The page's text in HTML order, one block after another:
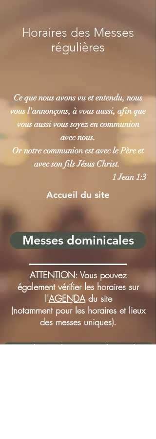
Horaires des Messes
régulières
Ce que nous avons vu et entendu, nous
vous l'annonçons, à vous aussi, afin que
vous aussi vous soyez en communion
avec nous.
Or notre communion est avec le Père et
avec son fils Jésus Christ.
1 Jean 1:3
Accueil du site
Messes dominicales
ATTENTION: Vous pouvez
également vérifier les horaires sur
l'AGENDAdu site
(notamment pour les horaires et lieux
des messes uniques).
Messes dominicales anticipées le samedi soir